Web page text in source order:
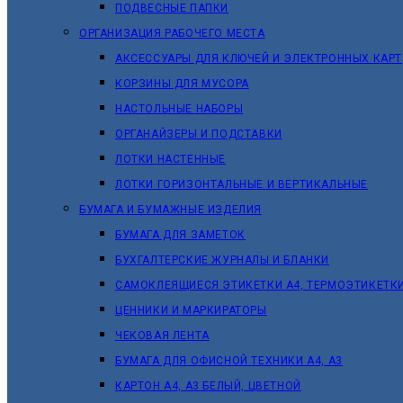
ПОДВЕСНЫЕ ПАПКИ
ОРГАНИЗАЦИЯ РАБОЧЕГО МЕСТА
АКСЕССУАРЫ ДЛЯ КЛЮЧЕЙ И ЭЛЕКТРОННЫХ КАРТ
КОРЗИНЫ ДЛЯ МУСОРА
НАСТОЛЬНЫЕ НАБОРЫ
ОРГАНАЙЗЕРЫ И ПОДСТАВКИ
ЛОТКИ НАСТЕННЫЕ
ЛОТКИ ГОРИЗОНТАЛЬНЫЕ И ВЕРТИКАЛЬНЫЕ
БУМАГА И БУМАЖНЫЕ ИЗДЕЛИЯ
БУМАГА ДЛЯ ЗАМЕТОК
БУХГАЛТЕРСКИЕ ЖУРНАЛЫ И БЛАНКИ
САМОКЛЕЯЩИЕСЯ ЭТИКЕТКИ А4,
ЦЕННИКИ И МАРКИРАТОРЫ
ЧЕКОВАЯ ЛЕНТА
БУМАГА ДЛЯ ОФИСНОЙ ТЕХНИКИ А4, А3
КАРТОН А4, А3 БЕЛЫЙ, ЦВЕТНОЙ